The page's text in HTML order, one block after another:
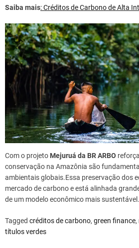
Saiba mais:Créditos de Carbono de Alta
Com o projeto Mejuruá da BR ARBO
conservação na Amazônia são
ambientais globais.Essa preservação dos
mercado de carbono e está alinhada
de um modelo econômico mais sustentável.
Tagged créditos de carbono, green finance,
títulos verdes